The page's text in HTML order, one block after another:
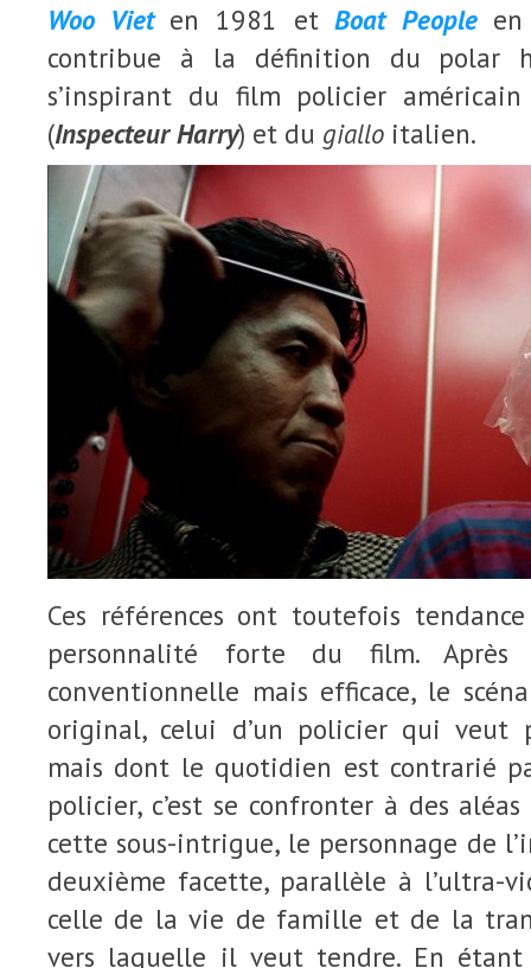
Woo Vieten 1981 etBoat Peopleen
contribue à la définition du polar
s’inspirant du film policier
(Inspecteur Harry) et du giallo italien.
Ces références ont toutefois
personnalité forte du film. Après
conventionnelle mais efficace, le
original, celui d’un policier qui veut
mais dont le quotidien est contrarié
policier, c’est se confronter à des
cette sous-intrigue, le personnage de
deuxième facette, parallèle à l’ultra-
celle de la vie de famille et de la
vers laquelle il veut tendre. En